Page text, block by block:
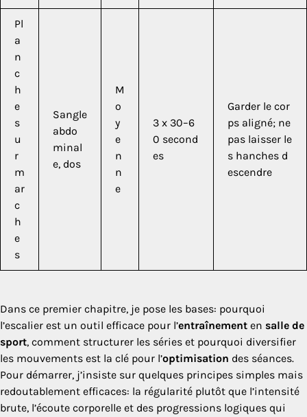
Pl
a
n
c
h
e
s
u
r
m
ar
c
h
e
s
Sangle
abdo
minal
e, dos
M
o
y
e
n
n
e
3 x 30–6
0 second
es
Garder le cor
ps aligné; ne
pas laisser le
s hanches d
escendre
Dans ce premier chapitre, je pose les bases: pourquoi
l’escalier est un outil efficace pour l’entraînement en salle de
sport, comment structurer les séries et pourquoi diversifier
les mouvements est la clé pour l’optimisation des séances.
Pour démarrer, j’insiste sur quelques principes simples mais
redoutablement efficaces: la régularité plutôt que l’intensité
brute, l’écoute corporelle et des progressions logiques qui